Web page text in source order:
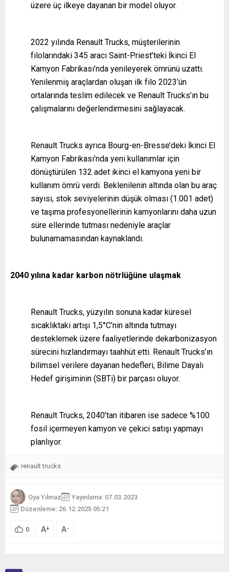
üzere üç ilkeye dayanan bir model oluyor.
2022 yılında Renault Trucks, müşterilerinin
filolarındaki 345 aracı Saint-Priest’teki İkinci El
Kamyon Fabrikası’nda yenileyerek ömrünü uzattı.
Yenilenmiş araçlardan oluşan ilk filo 2023’ün
ortalarında teslim edilecek ve Renault Trucks’ın bu
çalışmalarını değerlendirmesini sağlayacak.
Renault Trucks ayrıca Bourg-en-Bresse’deki İkinci El
Kamyon Fabrikası’nda yeni kullanımlar için
dönüştürülen 132 adet ikinci el kamyona yeni bir
kullanım ömrü verdi. Beklenilenin altında olan bu araç
sayısı, stok seviyelerinin düşük olması (1.001 adet)
ve taşıma profesyonellerinin kamyonlarını daha uzun
süre ellerinde tutması nedeniyle araçlar
bulunamamasından kaynaklandı.
2040 yılına kadar karbon nötrlüğüne ulaşmak
Renault Trucks, yüzyılın sonuna kadar küresel
sıcaklıktaki artışı 1,5°C’nin altında tutmayı
desteklemek üzere faaliyetlerinde dekarbonizasyon
sürecini hızlandırmayı taahhüt etti. Renault Trucks’ın
bilimsel verilere dayanan hedefleri, Bilime Dayalı
Hedef girişiminin (SBTi) bir parçası oluyor.
Renault Trucks, 2040’tan itibaren ise sadece %100
fosil içermeyen kamyon ve çekici satışı yapmayı
planlıyor.
renault trucks
Oya Yılmaz
Yayınlama: 07.03.2023
Düzenleme: 26.12.2025 05:21
0 A+ A-